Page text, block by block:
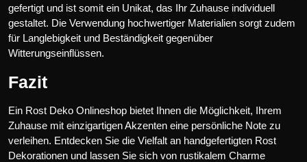
gefertigt und ist somit ein Unikat, das Ihr Zuhause individuell
gestaltet. Die Verwendung hochwertiger Materialien sorgt zudem
für Langlebigkeit und Beständigkeit gegenüber
Witterungseinflüssen.
Fazit
Ein Rost Deko Onlineshop bietet Ihnen die Möglichkeit, Ihrem
Zuhause mit einzigartigen Akzenten eine persönliche Note zu
verleihen. Entdecken Sie die Vielfalt an handgefertigten Rost
Dekorationen und lassen Sie sich von rustikalem Charme